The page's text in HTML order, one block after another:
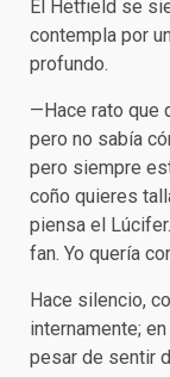
El Hetfield se
contempla por
profundo.
—Hace rato que
pero no sabía
pero siempre
coño quieres
piensa el
fan. Yo quería
Hace silencio,
internamente;
pesar de sentir